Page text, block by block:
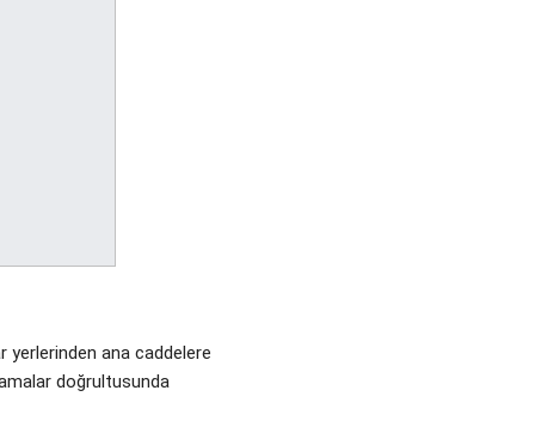
yerlerinden ana caddelere
doğrultusunda